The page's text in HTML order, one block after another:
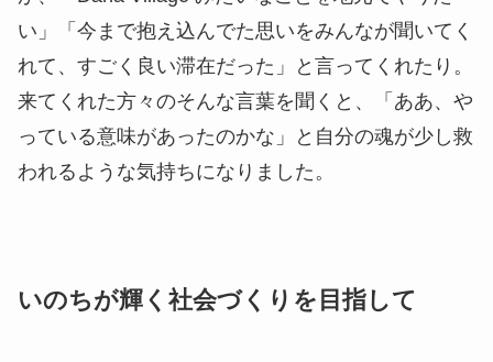
い」「今まで抱え込んでた思いをみんなが聞いてく
れて、すごく良い滞在だった」と言ってくれたり。
来てくれた方々のそんな言葉を聞くと、「ああ、や
っている意味があったのかな」と自分の魂が少し救
われるような気持ちになりました。
いのちが輝く社会づくりを目指して